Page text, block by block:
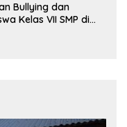
Bullying dan
Kelas VII SMP di